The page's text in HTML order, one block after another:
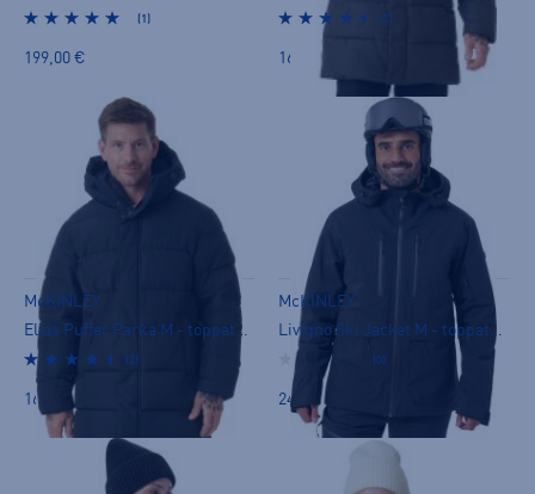
(1)
199,00 €
(2)
169,00 €
McKINLEY
Elias Puffer Parka M - toppatakki
(2)
169,00 €
McKINLEY
Livigno Ski Jacket M - toppatakki
(0)
249,00 €